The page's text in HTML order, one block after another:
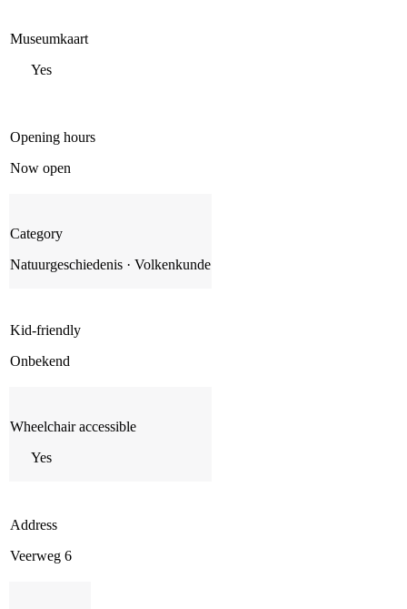
Museumkaart
Yes
Opening hours
Now open
Category
Natuurgeschiedenis · Volkenkunde
Kid-friendly
Onbekend
Wheelchair accessible
Yes
Address
Veerweg 6